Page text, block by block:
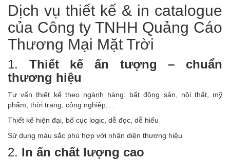
Dịch vụ thiết kế & in catalogue
của Công ty TNHH Quảng Cáo
Thương Mại Mặt Trời
1. Thiết kế ấn tượng – chuẩn
thương hiệu
Tư vấn thiết kế theo ngành hàng: bất động sản, nội thất, mỹ
phẩm, thời trang, công nghiệp,...
Thiết kế hiện đại, bố cục logic, dễ đọc, dễ hiểu
Sử dụng màu sắc phù hợp với nhận diện thương hiệu
2. In ấn chất lượng cao